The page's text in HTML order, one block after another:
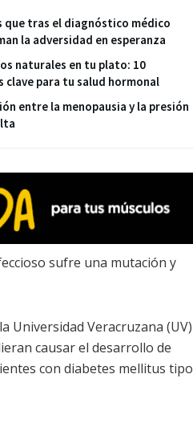
que tras el diagnóstico médico
la adversidad en esperanza
naturales en tu plato: 10
clave para tu salud hormonal
entre la menopausia y la presión
sufre una mutación y
Universidad Veracruzana (UV)
causar el desarrollo de
con diabetes mellitus tipo